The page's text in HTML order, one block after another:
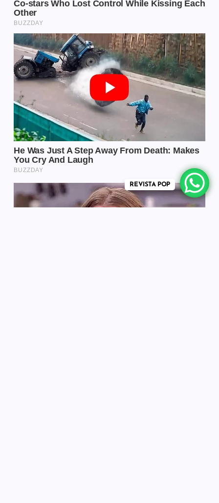
REVISTA POP